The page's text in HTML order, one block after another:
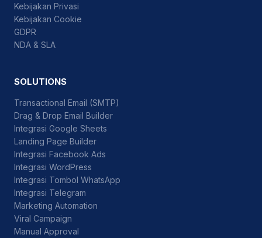
Kebijakan Privasi
Kebijakan Cookie
GDPR
NDA & SLA
SOLUTIONS
Transactional Email (SMTP)
Drag & Drop Email Builder
Integrasi Google Sheets
Landing Page Builder
Integrasi Facebook Ads
Integrasi WordPress
Integrasi Tombol WhatsApp
Integrasi Telegram
Marketing Automation
Viral Campaign
Manual Approval